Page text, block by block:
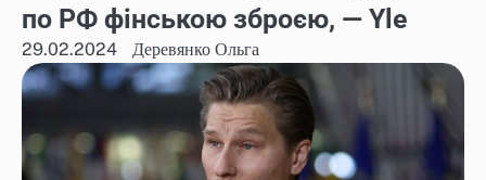
по РФ фінською зброєю, — Yle
29.02.2024 Деревянко Ольга